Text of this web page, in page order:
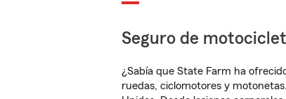
Seguro de
¿Sabía que State Farm ha
ruedas, ciclomotores y